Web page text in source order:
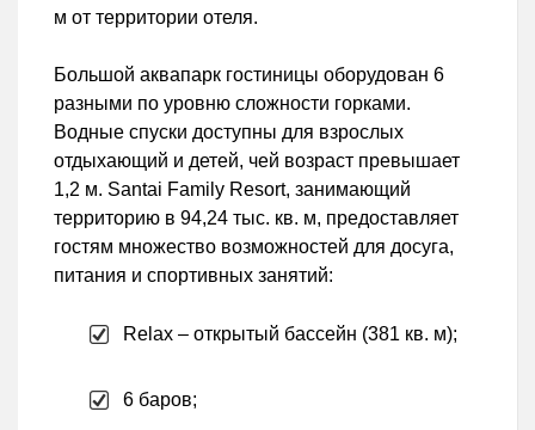
м от территории отеля.
Большой аквапарк гостиницы оборудован 6
разными по уровню сложности горками.
Водные спуски доступны для взрослых
отдыхающий и детей, чей возраст превышает
1,2 м. Santai Family Resort, занимающий
территорию в 94,24 тыс. кв. м, предоставляет
гостям множество возможностей для досуга,
питания и спортивных занятий:
Relax – открытый бассейн (381 кв. м);
6 баров;